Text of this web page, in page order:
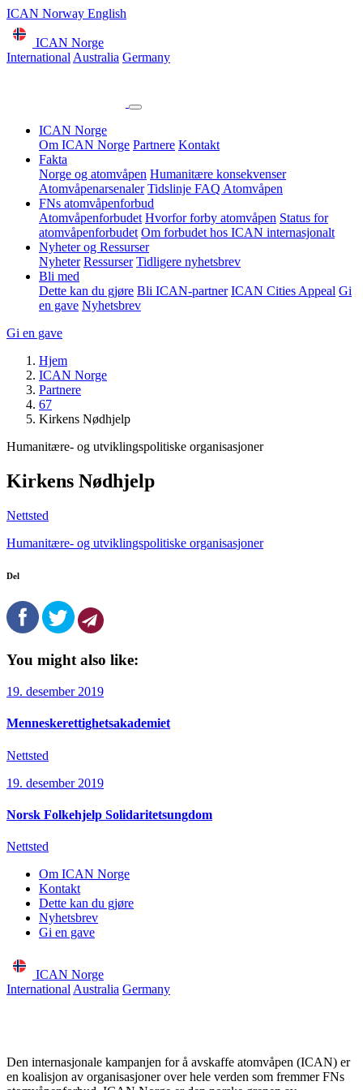
ICAN Norway English
ICAN Norge
International Australia Germany
ICAN Norge
Om ICAN Norge Partnere Kontakt
Fakta
Norge og atomvåpen Humanitære konsekvenser
Atomvåpenarsenaler Tidslinje FAQ Atomvåpen
FNs atomvåpenforbud
Atomvåpenforbudet Hvorfor forby atomvåpen Status for
atomvåpenforbudet Om forbudet hos ICAN internasjonalt
Nyheter og Ressurser
Nyheter Ressurser Tidligere nyhetsbrev
Bli med
Dette kan du gjøre Bli ICAN-partner ICAN Cities Appeal Gi
en gave Nyhetsbrev
Gi en gave
Hjem
ICAN Norge
Partnere
67
Kirkens Nødhjelp
Humanitære- og utviklingspolitiske organisasjoner
Kirkens Nødhjelp
Nettsted
Humanitære- og utviklingspolitiske organisasjoner
Del
You might also like:
19. desember 2019
Menneskerettighetsakademiet
Nettsted
19. desember 2019
Norsk Folkehjelp Solidaritetsungdom
Nettsted
Om ICAN Norge
Kontakt
Dette kan du gjøre
Nyhetsbrev
Gi en gave
ICAN Norge
International Australia Germany
Den internasjonale kampanjen for å avskaffe atomvåpen (ICAN) er
en koalisjon av organisasjoner over hele verden som fremmer FNs